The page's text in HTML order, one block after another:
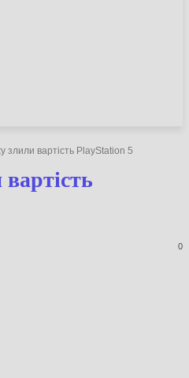
злили вартість PlayStation 5
0